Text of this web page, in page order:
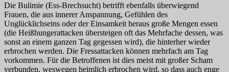
Die Bulimie (Ess-Brechsucht) betrifft ebenfalls überwiegend
Frauen, die aus innerer Anspannung, Gefühlen des
Unglücklichseins oder der Einsamkeit heraus große Mengen essen
(die Heißhungerattacken übersteigen oft das Mehrfache dessen, was
sonst an einem ganzen Tag gegessen wird), die hinterher wieder
erbrochen werden. Die Fressattacken können mehrfach am Tag
vorkommen. Für die Betroffenen ist dies meist mit großer Scham
verbunden, weswegen heimlich erbrochen wird, so dass auch enge